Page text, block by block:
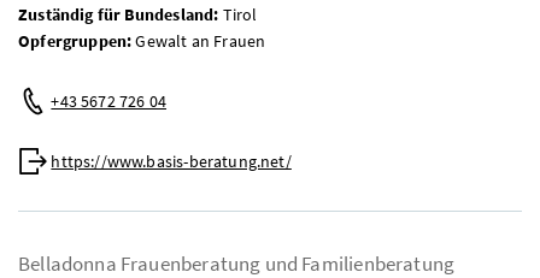
Zuständig für Bundesland: Tirol
Opfergruppen:Gewalt an Frauen
Telefon:
+43 5672 726 04
Web:
https://www.basis-beratung.net/
Belladonna Frauenberatung und Familienberatung